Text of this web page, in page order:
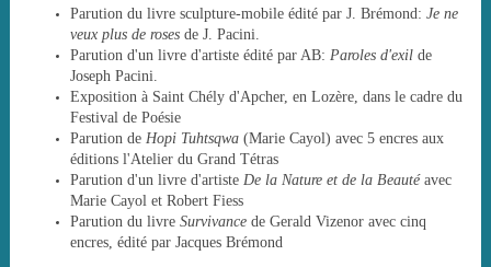
Parution du livre sculpture-mobile édité par J. Brémond: Je ne
veux plus de rosesde J. Pacini.
Parution d'un livre d'artiste édité par AB: Paroles d'exilde
Joseph Pacini.
Exposition à Saint Chély d'Apcher, en Lozère, dans le cadre du
Festival de Poésie
Parution de Hopi Tuhtsqwa(Marie Cayol) avec 5 encres aux
éditions l'Atelier du Grand Tétras
Parution d'un livre d'artiste De la Nature et de la Beautéavec
Marie Cayol et Robert Fiess
Parution du livre Survivancede Gerald Vizenor avec cinq
encres, édité par Jacques Brémond